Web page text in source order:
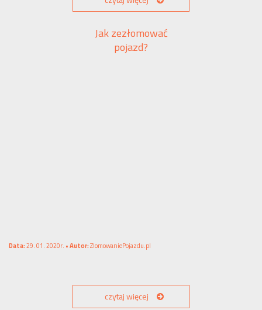
Jak zezłomować
pojazd?
Data:29. 01. 2020r. •Autor:ZlomowaniePojazdu.pl
czytaj więcej